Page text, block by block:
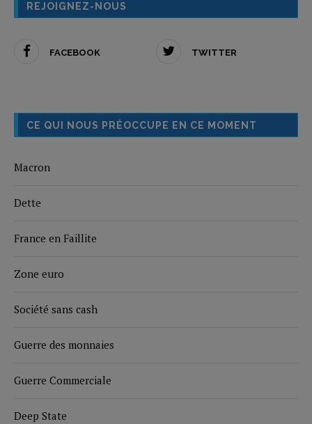
REJOIGNEZ-NOUS
FACEBOOK TWITTER
CE QUI NOUS PRÉOCCUPE EN CE MOMENT
Macron
Dette
France en Faillite
Zone euro
Société sans cash
Guerre des monnaies
Guerre Commerciale
Deep State